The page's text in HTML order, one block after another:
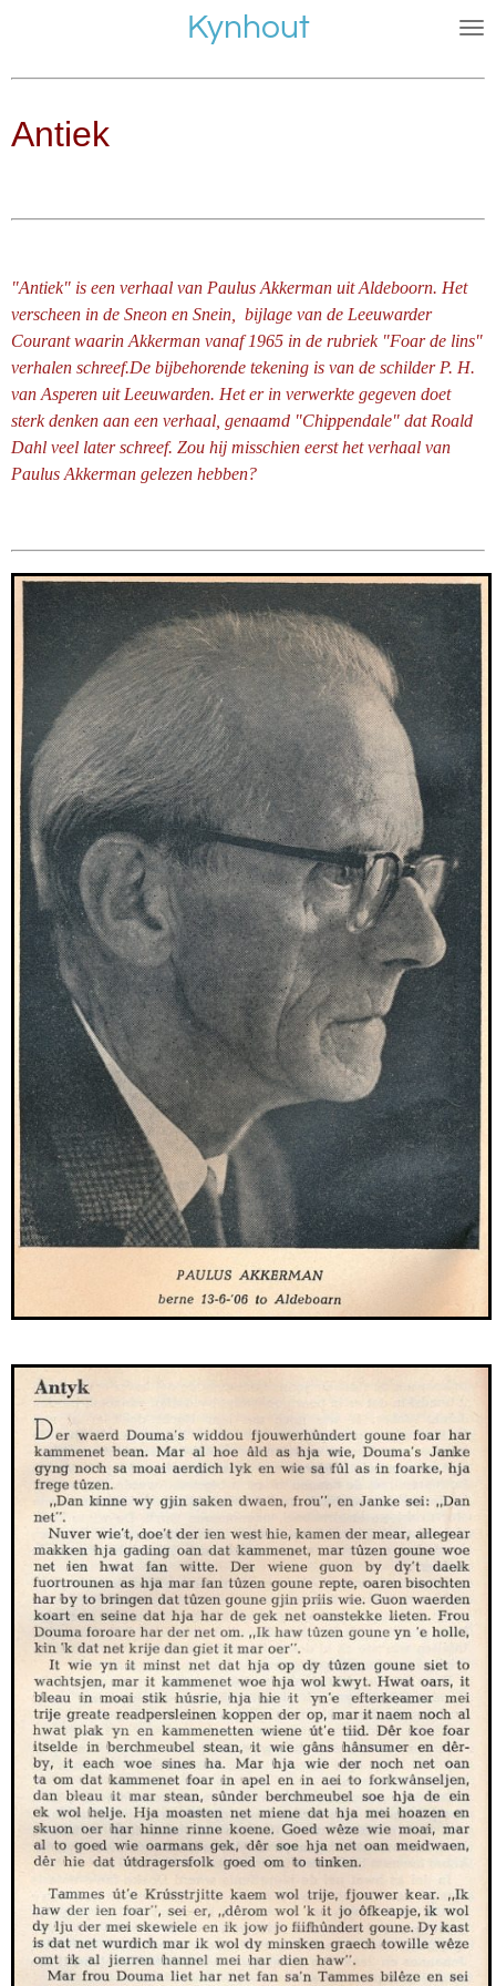
naar
hoofdinhoud
Kynhout
Antiek
"Antiek" is een verhaal van Paulus Akkerman uit Aldeboorn. Het
verscheen in de Sneon en Snein, bijlage van de Leeuwarder
Courant waarin Akkerman vanaf 1965 in de rubriek "Foar de lins"
verhalen schreef.De bijbehorende tekening is van de schilder P. H.
van Asperen uit Leeuwarden. Het er in verwerkte gegeven doet
sterk denken aan een verhaal, genaamd "Chippendale" dat Roald
Dahl veel later schreef. Zou hij misschien eerst het verhaal van
Paulus Akkerman gelezen hebben?